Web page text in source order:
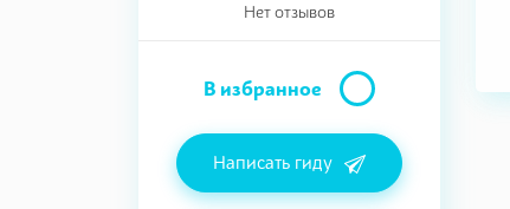
Нет отзывов
В избранное
Написать гиду